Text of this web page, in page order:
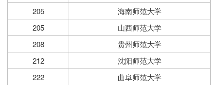
205
海南师范大学
205
山西师范大学
208
贵州师范大学
212
沈阳师范大学
222
曲阜师范大学